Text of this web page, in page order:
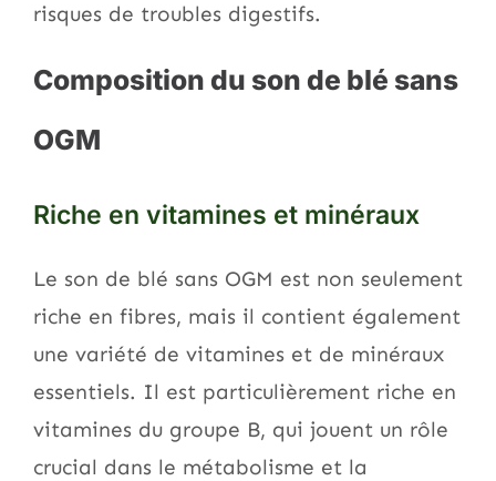
risques de troubles digestifs.
Composition du son de blé sans
OGM
Riche en vitamines et minéraux
Le son de blé sans OGM est non seulement
riche en fibres, mais il contient également
une variété de vitamines et de minéraux
essentiels. Il est particulièrement riche en
vitamines du groupe B, qui jouent un rôle
crucial dans le métabolisme et la